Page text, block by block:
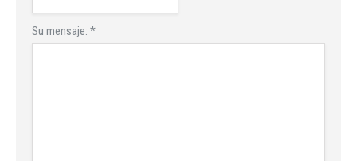
Su mensaje: *